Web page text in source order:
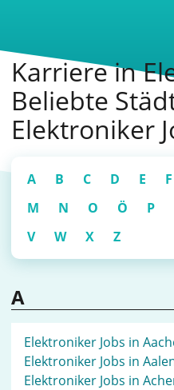
Karriere in
Beliebte
Elektroniker
A B C D E F
M
N O Ö P
V
W X Z
A
Elektroniker Jobs in
Elektroniker Jobs in
Elektroniker Jobs in